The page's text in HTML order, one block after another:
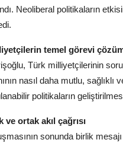
Neoliberal politikaların
temel görevi
Türk milliyetçilerinin
nasıl daha mutlu,
politikaların
ve ortak akıl çağrısı
sonunda birlik